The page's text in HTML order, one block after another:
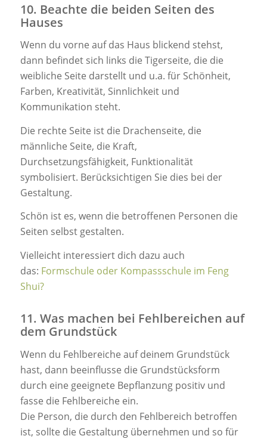
10. Beachte die beiden Seiten des
Hauses
Wenn du vorne auf das Haus blickend stehst,
dann befindet sich links die Tigerseite, die die
weibliche Seite darstellt und u.a. für Schönheit,
Farben, Kreativität, Sinnlichkeit und
Kommunikation steht.
Die rechte Seite ist die Drachenseite, die
männliche Seite, die Kraft,
Durchsetzungsfähigkeit, Funktionalität
symbolisiert. Berücksichtigen Sie dies bei der
Gestaltung.
Schön ist es, wenn die betroffenen Personen die
Seiten selbst gestalten.
Vielleicht interessiert dich dazu auch
das: Formschule oder Kompassschule im Feng
Shui?
11. Was machen bei Fehlbereichen auf
dem Grundstück
Wenn du Fehlbereiche auf deinem Grundstück
hast, dann beeinflusse die Grundstücksform
durch eine geeignete Bepflanzung positiv und
fasse die Fehlbereiche ein.
Die Person, die durch den Fehlbereich betroffen
ist, sollte die Gestaltung übernehmen und so für